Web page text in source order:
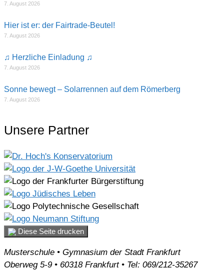
7. August 2026
Hier ist er: der Fairtrade-Beutel!
7. August 2026
♫ Herzliche Einladung ♫
7. August 2026
Sonne bewegt – Solarrennen auf dem Römerberg
7. August 2026
Unsere Partner
Diese Seite drucken
Musterschule • Gymnasium der Stadt Frankfurt
Oberweg 5-9 • 60318 Frankfurt • Tel: 069/212-35267